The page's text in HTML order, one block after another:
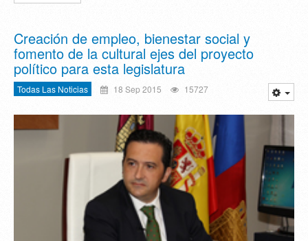
Creación de empleo, bienestar social y
fomento de la cultural ejes del proyecto
político para esta legislatura
Todas Las Noticias 18 Sep 2015 15727